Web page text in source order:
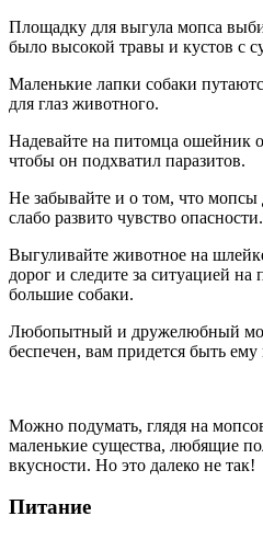
Площадку для выгула мопса
было высокой травы и кустов с
Маленькие лапки собаки
для глаз животного.
Надевайте на питомца ошейник
чтобы он подхватил паразитов.
Не забывайте и о том, что мопсы
слабо развито чувство опасности.
Выгуливайте животное на
дорог и следите за ситуацией на
большие собаки.
Любопытный и дружелюбный
беспечен, вам придется быть
Можно подумать, глядя на
маленькие существа, любящие
вкусности. Но это далеко не так!
Питание